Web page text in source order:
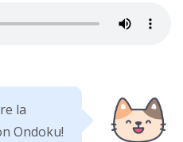
la
Ondoku!